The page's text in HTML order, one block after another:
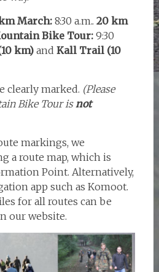
March:8:30 a.m.. 20 km
Bike Tour:9:30
km)and Kall Trail (10
clearly marked. (Please
Bike Tour isnot
markings, we
a route map, which is
Point. Alternatively,
app such as Komoot.
for all routes can be
our website.